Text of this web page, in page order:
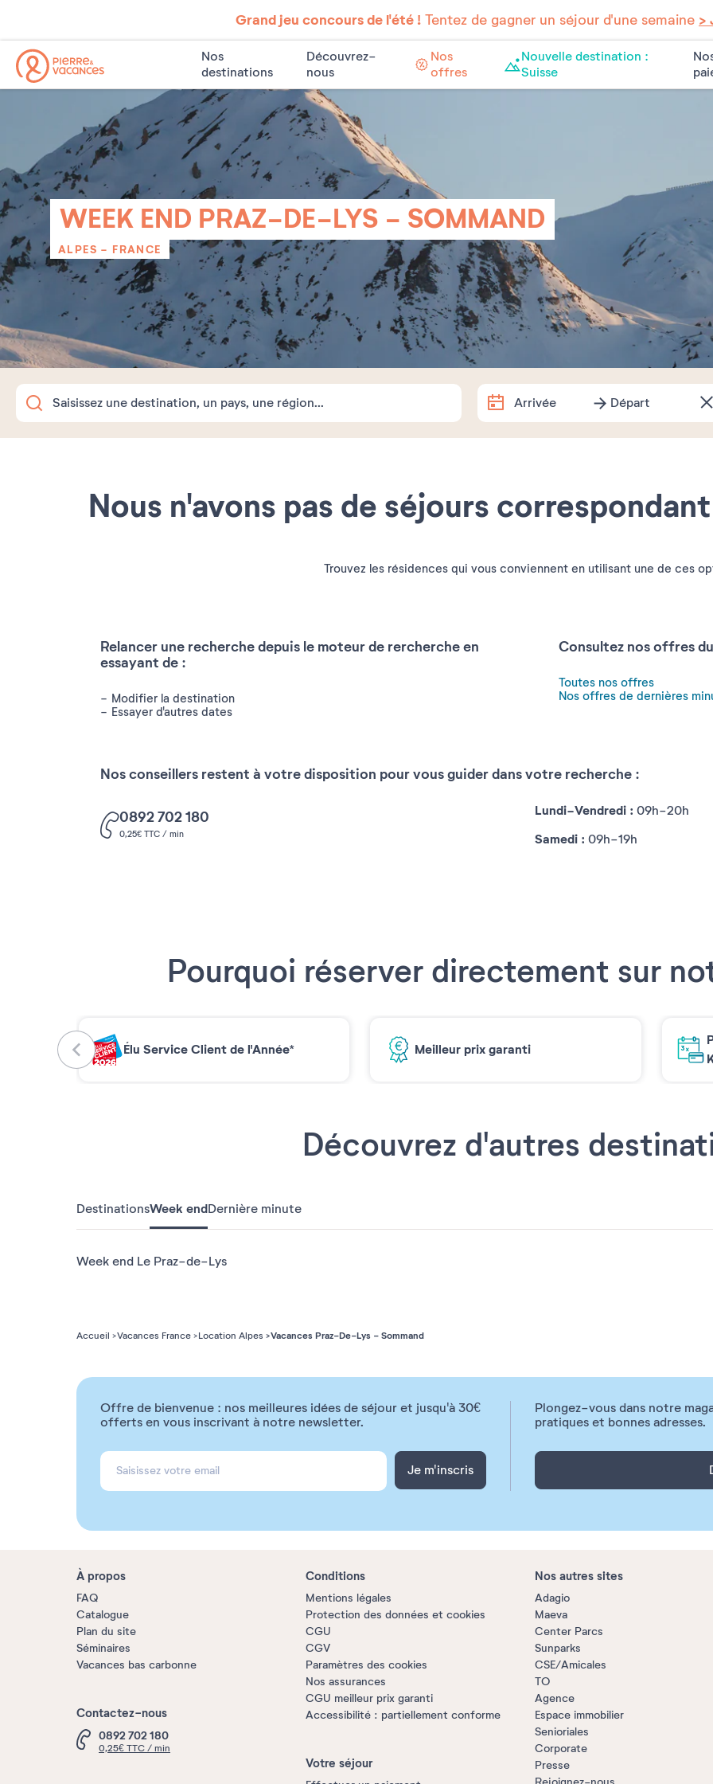
Grand jeu concours de l'été !Tentez de gagner un séjour d'une semaine >
Nos
destinations
Découvrez-
nous
Nos
offres
Nouvelle destination :
Suisse
WEEK END PRAZ-DE-LYS - SOMMAND
ALPES - FRANCE
Arrivée Départ
Combien de temps partez-vous
Nous n'avons pas de séjours
Trouvez les résidences qui vous conviennent en utilisant une de ces
Relancer une recherche depuis le moteur de rercherche en
essayant de :
Modifier la destination
Essayer d'autres dates
Consultez nos offres
Toutes nos offres
Nos offres de dernières
Nos conseillers restent à votre disposition pour vous guider dans votre recherche :
0892 702 180
0,25€ TTC / min
Lundi-Vendredi : 09h-20h
Samedi : 09h-19h
Pourquoi réserver directement sur
Élu Service Client de l'Année* Meilleur prix garanti
Découvrez d'autres
DestinationsWeek endDernière minute
Week end Le Praz-de-Lys
Accueil Vacances France Location Alpes Vacances Praz-De-Lys - Sommand
Offre de bienvenue : nos meilleures idées de séjour et jusqu'à 30€
offerts en vous inscrivant à notre newsletter.
Je m'inscris
Plongez-vous dans notre
pratiques et bonnes adresses.
À propos
FAQ
Catalogue
Plan du site
Séminaires
Vacances bas carbonne
Contactez-nous
0892 702 180
0,25€ TTC / min
Conditions
Mentions légales
Protection des données et cookies
CGU
CGV
Paramètres des cookies
Nos assurances
CGU meilleur prix garanti
Accessibilité : partiellement conforme
Votre séjour
Nos autres sites
Adagio
Maeva
Center Parcs
Sunparks
CSE/Amicales
TO
Agence
Espace immobilier
Senioriales
Corporate
Presse